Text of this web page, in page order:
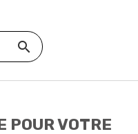

POUR VOTRE